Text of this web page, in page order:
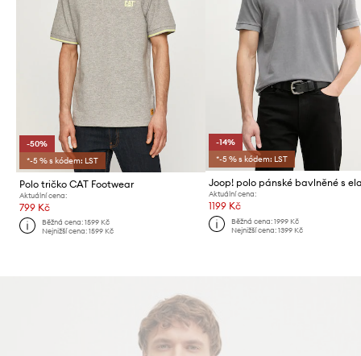
-50%
*-5 % s kódem: LST
Polo tričko CAT Footwear
Aktuální cena:
799 Kč
Běžná cena:1599 Kč
Nejnižší cena:1599 Kč
-14%
*-5 % s kódem: LST
Aktuální cena:
1199 Kč
Běžná cena: 1999 Kč
Nejnižší cena: 1399 Kč